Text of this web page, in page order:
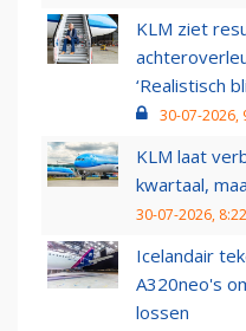
KLM ziet
‘Realistisch
30-07-2026,
KLM laat
kwartaal,
30-07-2026, 8:22
Icelandair
A320neo's
lossen